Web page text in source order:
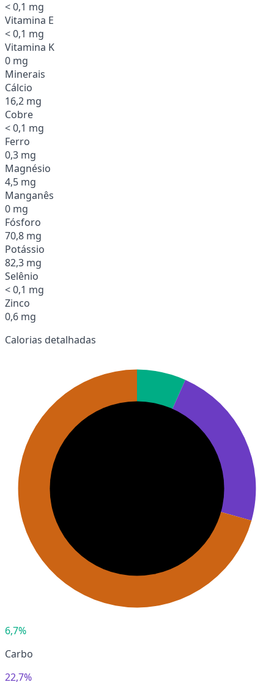
< 0,1 mg
Vitamina E
< 0,1 mg
Vitamina K
0 mg
Minerais
Cálcio
16,2 mg
Cobre
< 0,1 mg
Ferro
0,3 mg
Magnésio
4,5 mg
Manganês
0 mg
Fósforo
70,8 mg
Potássio
82,3 mg
Selênio
< 0,1 mg
Zinco
0,6 mg
Calorias detalhadas
6,7%
Carbo
22,7%